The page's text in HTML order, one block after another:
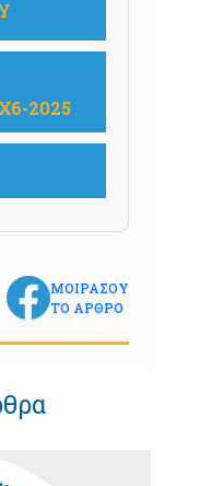
2025
ΜΟΙΡΑΣΟΥ
ΤΟ ΑΡΘΡΟ